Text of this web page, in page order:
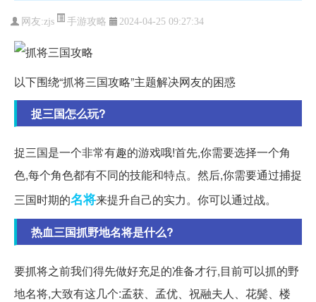
网友:zjs 手游攻略 2024-04-25 09:27:34
以下围绕“抓将三国攻略”主题解决网友的困惑
捉三国怎么玩?
捉三国是一个非常有趣的游戏哦!首先,你需要选择一个角
色,每个角色都有不同的技能和特点。然后,你需要通过捕捉
三国时期的名将来提升自己的实力。你可以通过战。
热血三国抓野地名将是什么?
要抓将之前我们得先做好充足的准备才行,目前可以抓的野
地名将,大致有这几个:孟获、孟优、祝融夫人、花鬓、楼